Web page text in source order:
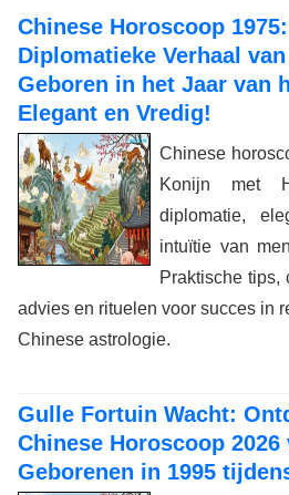
Chinese Horoscoop
Diplomatieke Verhaal
Geboren in het Jaar van
Elegant en Vredig!
Chinese
Konijn met
diplomatie,
intuïtie van
Praktische tips,
advies en rituelen voor succes in
Chinese astrologie.
Gulle Fortuin Wacht:
Chinese Horoscoop 2026
Geborenen in 1995